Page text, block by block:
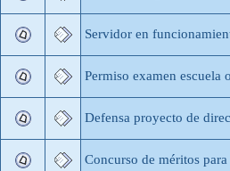
Servidor en
Permiso examen escuela
Defensa proyecto de
Concurso de méritos